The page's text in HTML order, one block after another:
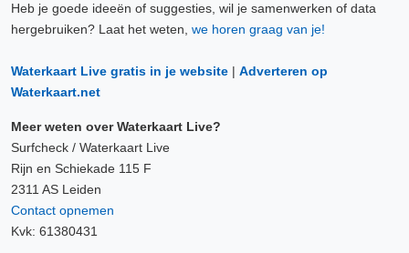
Heb je goede ideeën of suggesties, wil je samenwerken of data
hergebruiken? Laat het weten, we horen graag van je!
Waterkaart Live gratis in je website | Adverteren op
Waterkaart.net
Meer weten over Waterkaart Live?
Surfcheck / Waterkaart Live
Rijn en Schiekade 115 F
2311 AS Leiden
Contact opnemen
Kvk: 61380431